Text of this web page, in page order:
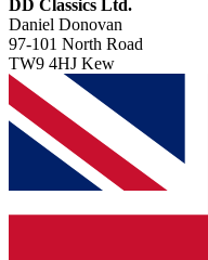
DD Classics Ltd.
Daniel Donovan
97-101 North Road
TW9 4HJ Kew